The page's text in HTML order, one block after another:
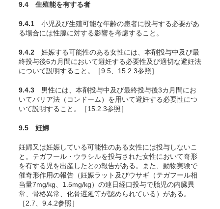
9.4 生殖能を有する者
9.4.1 小児及び生殖可能な年齢の患者に投与する必要があ
る場合には性腺に対する影響を考慮すること。
9.4.2 妊娠する可能性のある女性には、本剤投与中及び最
終投与後6カ月間において避妊する必要性及び適切な避妊法
について説明すること。［9.5、15.2.3参照］
9.4.3 男性には、本剤投与中及び最終投与後3カ月間にお
いてバリア法（コンドーム）を用いて避妊する必要性につ
いて説明すること。［15.2.3参照］
9.5 妊婦
妊婦又は妊娠している可能性のある女性には投与しないこ
と。テガフール・ウラシルを投与された女性において奇形
を有する児を出産したとの報告がある。また、動物実験で
催奇形作用の報告（妊娠ラット及びウサギ（テガフール相
当量7mg/kg、1.5mg/kg）の連日経口投与で胎児の内臓異
常、骨格異常、化骨遅延等が認められている）がある。
［2.7 、9.4.2参照］